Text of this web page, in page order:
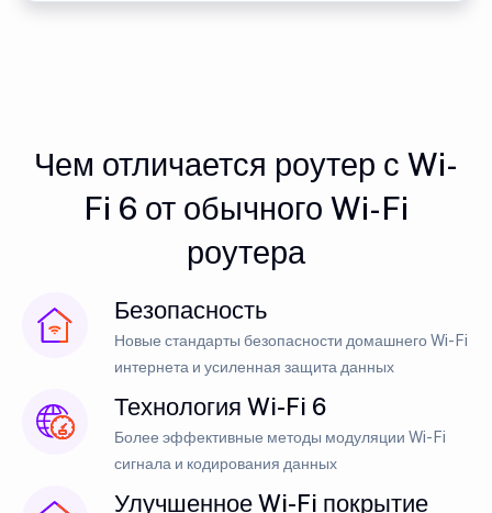
Чем отличается роутер с Wi-
Fi 6 от обычного Wi-Fi
роутера
Безопасность
Новые стандарты безопасности домашнего Wi-Fi
интернета и усиленная защита данных
Технология Wi-Fi 6
Более эффективные методы модуляции Wi-Fi
сигнала и кодирования данных
Улучшенное Wi-Fi покрытие